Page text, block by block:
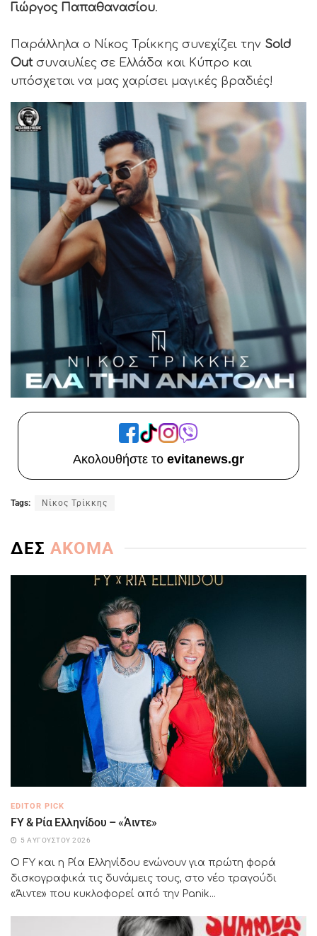
Γιώργος Παπαθανασίου.
Παράλληλα ο Νίκος Τρίκκης συνεχίζει την Sold
Outσυναυλίες σε Ελλάδα και Κύπρο και
υπόσχεται να μας χαρίσει μαγικές βραδιές!
Ακολουθήστε το evitanews.gr
Tags: Νίκος Τρίκκης
ΔΕΣ ΑΚΟΜΑ
EDITOR PICK
FY & Ρία Ελληνίδου – «Άιντε»
5 ΑΥΓΟΎΣΤΟΥ 2026
Ο FY και η Ρία Ελληνίδου ενώνουν για πρώτη φορά
δισκογραφικά τις δυνάμεις τους, στο νέο τραγούδι
«Άιντε» που κυκλοφορεί από την Panik...